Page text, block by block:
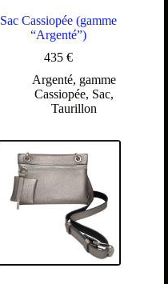
Sac Cassiopée (gamme
“Argenté”)
435 €
Argenté, gamme
Cassiopée, Sac,
Taurillon